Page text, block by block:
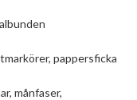
pappersficka
månfaser,